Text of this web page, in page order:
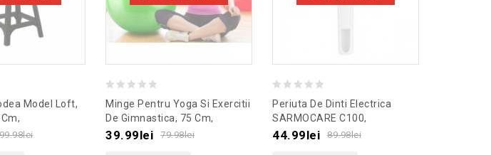
Model Loft,
Negru
lei
out
of
Minge Pentru Yoga Si Exercitii
De Gimnastica, 75 Cm,
Gonga®, Culoaremodel Verde
79.98lei
39.99lei
out
of
Periuta De Dinti Electrica
SARMOCARE C100,
Culoaremodel Alb
89.98lei
44.99lei